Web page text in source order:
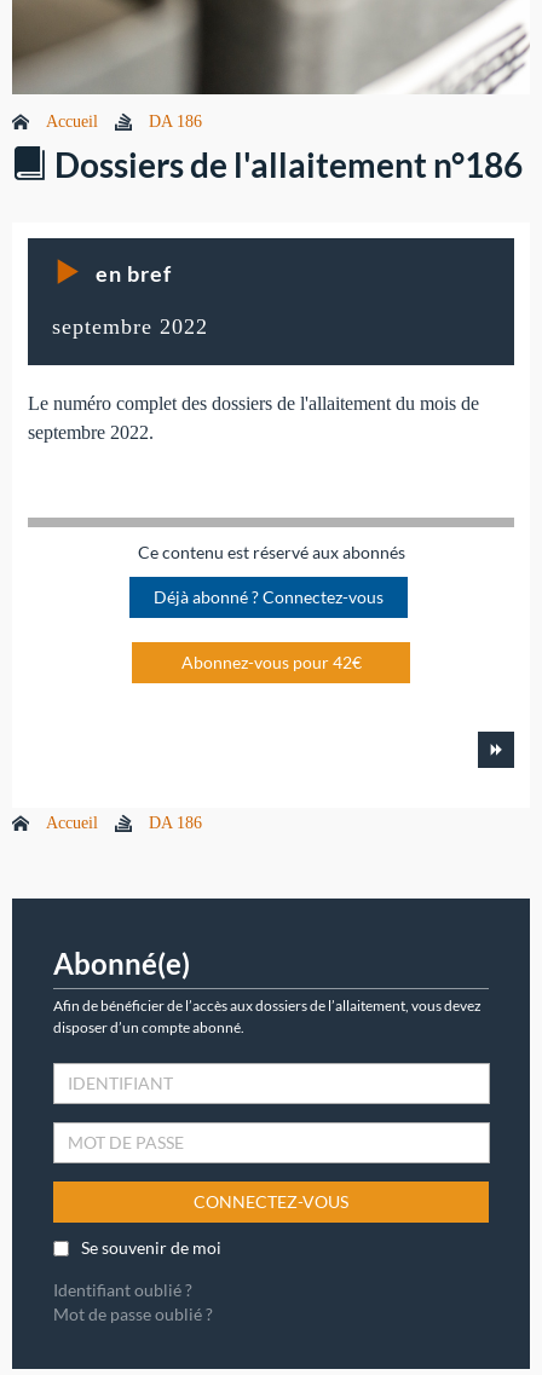
Accueil DA 186
Dossiers de l'allaitement n°186
en bref
septembre 2022
Le numéro complet des dossiers de l'allaitement du mois de
septembre 2022.
Ce contenu est réservé aux abonnés
Déjà abonné ? Connectez-vous
Abonnez-vous pour 42€
Accueil DA 186
Abonné(e)
Afin de bénéficier de l’accès aux dossiers de l’allaitement, vous devez
disposer d’un compte abonné.
CONNECTEZ-VOUS
Se souvenir de moi
Identifiant oublié ?
Mot de passe oublié ?